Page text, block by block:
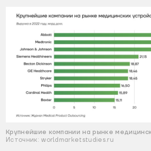
Крупнейшие компании на рынке
Источник: worldmarketstudies.ru